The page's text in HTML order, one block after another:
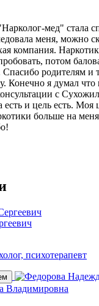
мед" стала
меня, можно
компания.
потом
Спасибо родителям и
Конечно я думал что
с
и цель есть. Моя
больше на
психотерапевт
Владимировна